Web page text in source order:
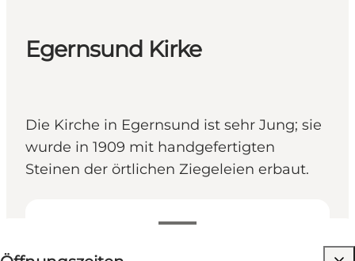
Egernsund Kirke
Die Kirche in Egernsund ist sehr Jung; sie
wurde in 1909 mit handgefertigten
Steinen der örtlichen Ziegeleien erbaut.
Öffnungszeiten anzeigen